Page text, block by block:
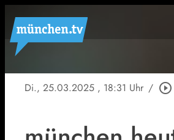
Di., 25.03.2025 , 18:31 Uhr / play_circle_outline